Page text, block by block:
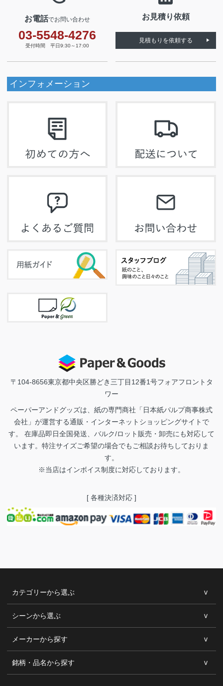
お電話でお問い合わせ
03-5548-4276
受付時間 平日9:30～17:00
お見積り依頼
見積もりを依頼する
インフォメーション
〒104-8656東京都中央区勝どき三丁目12番1号フォアフロントタ
ワー
ペーパーアンドグッズは、紙の専門商社「日本紙パルプ商事株式
会社」が運営する通販・インターネットショッピングサイトで
す。 在庫品即日全国発送、バルク/ロット販売・卸売にも対応して
います。特注サイズご希望の場合でもご相談お待ちしておりま
す。
※当店はインボイス制度に対応しております。
[ 各種決済対応 ]
カテゴリーから選ぶ
シーンから選ぶ
メーカーから探す
銘柄・品名から探す